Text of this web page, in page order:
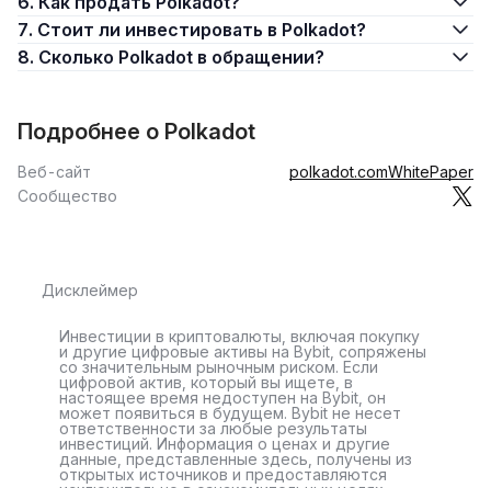
через связывание
Пользователи могут получать награды в DOT за
стейкинг
оставшаяся сумма перемещается в хранилище Polkadot.
Использование DOT
Токен DOT играет важную роль в поддержании и
выполнять одну из следующих ролей для обеспечения
работы сети. Взамен все они получают награды.
Четыре основные роли:
Валидаторы
Валидаторы анализируют данные от коллекторов в
блокахпарачейна, защищая тем самым основную сеть
7. Стоит ли инвестировать в Polkadot?
8. Сколько Polkadot в обращении?
Подробнее о Polkadot
Веб-сайт polkadot.comWhitePaper
Сообщество
Дисклеймер
Инвестиции в криптовалюты, включая покупку
и другие цифровые активы на Bybit, сопряжены
со значительным рыночным риском. Если
цифровой актив, который вы ищете, в
настоящее время недоступен на Bybit, он
может появиться в будущем. Bybit не несет
ответственности за любые результаты
инвестиций. Информация о ценах и другие
данные, представленные здесь, получены из
открытых источников и предоставляются